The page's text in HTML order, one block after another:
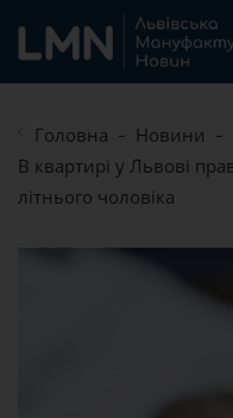
Головна Новини
В квартирі у Львові
літнього чоловіка